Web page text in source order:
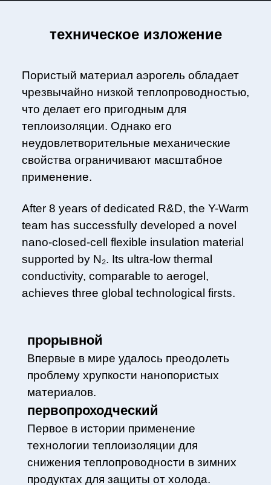
техническое изложение
Пористый материал аэрогель обладает
чрезвычайно низкой теплопроводностью,
что делает его пригодным для
теплоизоляции. Однако его
неудовлетворительные механические
свойства ограничивают масштабное
применение.
After 8 years of dedicated R&D, the Y-Warm
team has successfully developed a novel
nano-closed-cell flexible insulation material
supported by N₂. Its ultra-low thermal
conductivity, comparable to aerogel,
achieves three global technological firsts.
прорывной
Впервые в мире удалось преодолеть
проблему хрупкости нанопористых
материалов.
первопроходческий
Первое в истории применение
технологии теплоизоляции для
снижения теплопроводности в зимних
продуктах для защиты от холода.